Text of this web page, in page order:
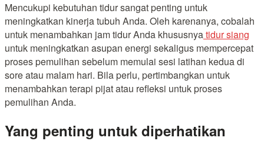
Mencukupi kebutuhan tidur sangat penting untuk
meningkatkan kinerja tubuh Anda. Oleh karenanya, cobalah
untuk menambahkan jam tidur Anda khususnyatidur siang
untuk meningkatkan asupan energi sekaligus mempercepat
proses pemulihan sebelum memulai sesi latihan kedua di
sore atau malam hari. Bila perlu, pertimbangkan untuk
menambahkan terapi pijat atau refleksi untuk proses
pemulihan Anda.
Yang penting untuk diperhatikan